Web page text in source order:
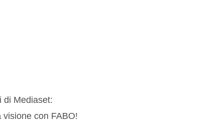
di Mediaset:
visione con FABO!